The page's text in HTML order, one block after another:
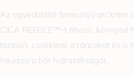
Az egyedülálló formulájú arckrém
CICA REEDLE™-t ötvözi, könnyed
biztosít, csökkenti a ráncokat és a
fokozza a bőr hidratáltságát.